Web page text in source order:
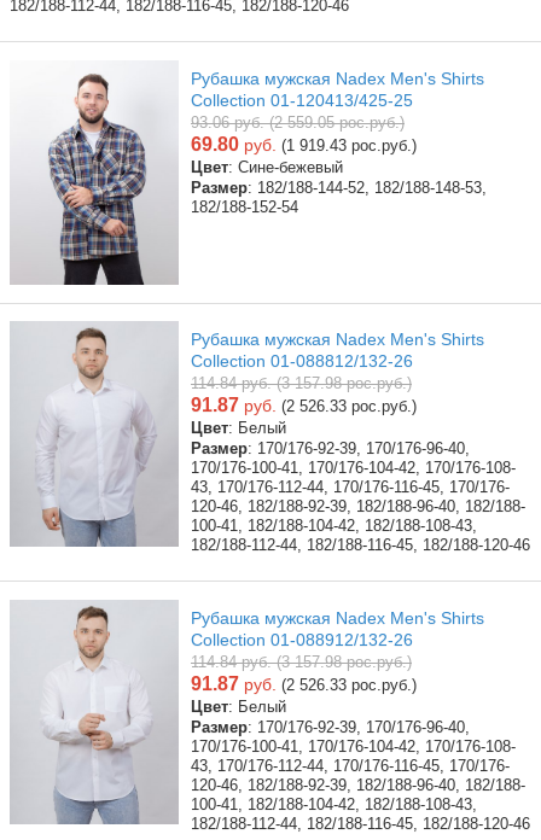
182/188-112-44, 182/188-116-45, 182/188-120-46
Рубашка мужская Nadex Men's Shirts
Collection 01-120413/425-25
93.06 руб. (2 559.05 рос.руб.)
69.80 руб. (1 919.43 рос.руб.)
Цвет: Сине-бежевый
Размер: 182/188-144-52, 182/188-148-53,
182/188-152-54
Рубашка мужская Nadex Men's Shirts
Collection 01-088812/132-26
114.84 руб. (3 157.98 рос.руб.)
91.87 руб. (2 526.33 рос.руб.)
Цвет: Белый
Размер: 170/176-92-39, 170/176-96-40,
170/176-100-41, 170/176-104-42, 170/176-108-
43, 170/176-112-44, 170/176-116-45, 170/176-
120-46, 182/188-92-39, 182/188-96-40, 182/188-
100-41, 182/188-104-42, 182/188-108-43,
182/188-112-44, 182/188-116-45, 182/188-120-46
Рубашка мужская Nadex Men's Shirts
Collection 01-088912/132-26
114.84 руб. (3 157.98 рос.руб.)
91.87 руб. (2 526.33 рос.руб.)
Цвет: Белый
Размер: 170/176-92-39, 170/176-96-40,
170/176-100-41, 170/176-104-42, 170/176-108-
43, 170/176-112-44, 170/176-116-45, 170/176-
120-46, 182/188-92-39, 182/188-96-40, 182/188-
100-41, 182/188-104-42, 182/188-108-43,
182/188-112-44, 182/188-116-45, 182/188-120-46